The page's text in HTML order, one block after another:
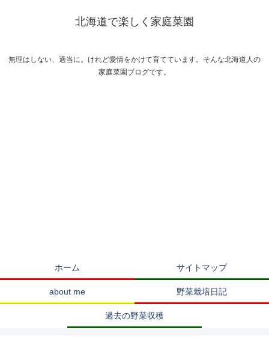
北海道で楽しく家庭菜園
無理はしない、適当に。けれど愛情をかけて育てています。そんな北海道人の
家庭菜園ブログです。
ホーム サイトマップ
about me 野菜栽培日記
過去の野菜収穫